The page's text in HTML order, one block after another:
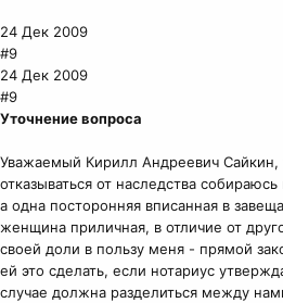
24 Дек 2009
#9
24 Дек 2009
#9
Уточнение вопроса
Уважаемый Кирилл Андреевич Сайкин,
отказываться от наследства
а одна посторонняя вписанная в
женщина приличная, в отличие от
своей доли в пользу меня - прямой
ей это сделать, если нотариус
случае должна разделиться между